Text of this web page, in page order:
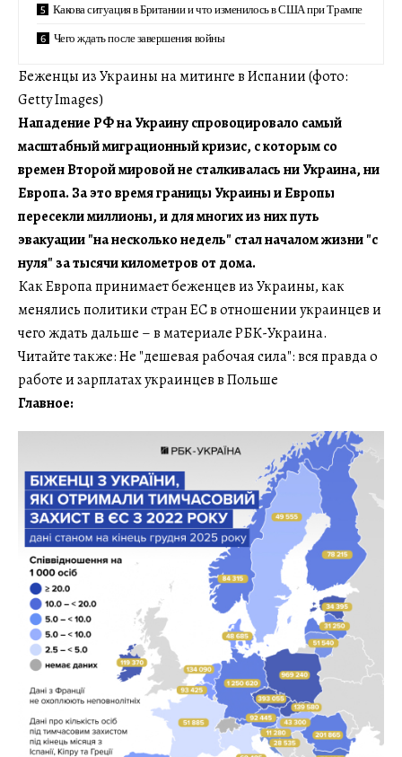
Какова ситуация в Британии и что изменилось в США при Трампе
Чего ждать после завершения войны
Беженцы из Украины на митинге в Испании (фото:
Getty Images)
Нападение РФ на Украину спровоцировало самый
масштабный миграционный кризис, с которым со
времен Второй мировой не сталкивалась ни Украина, ни
Европа. За это время границы Украины и Европы
пересекли миллионы, и для многих из них путь
эвакуации "на несколько недель" стал началом жизни "с
нуля" за тысячи километров от дома.
Как Европа принимает беженцев из Украины, как
менялись политики стран ЕС в отношении украинцев и
чего ждать дальше – в материале РБК-Украина.
Читайте также: Не "дешевая рабочая сила": вся правда о
работе и зарплатах украинцев в Польше
Главное: